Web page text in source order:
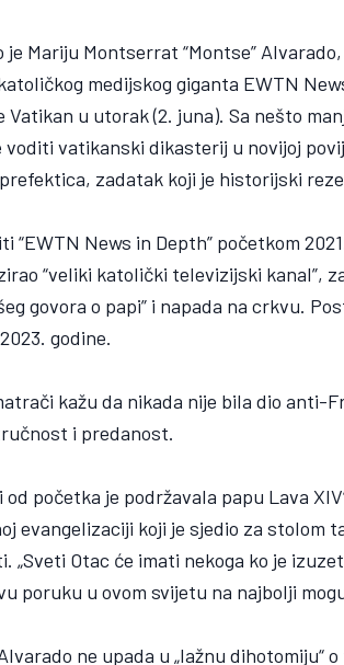
je Mariju Montserrat “Montse”
medijskog giganta EWTN
Vatikan u utorak (2. juna). Sa nešto
voditi vatikanski dikasterij u novijoj
zadatak koji je historijski
“EWTN News in Depth” početkom
“veliki katolički televizijski kanal”,
govora o papi” i napada na crkvu.
godine.
kažu da nikada nije bila dio anti-
i predanost.
od početka je podržavala papu Lava
evangelizaciji koji je sjedio za stolom
„Sveti Otac će imati nekoga ko je
poruku u ovom svijetu na najbolji
ne upada u „lažnu dihotomiju“